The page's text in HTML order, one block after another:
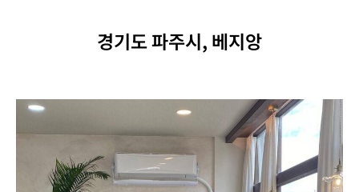
경기도 파주시, 베지앙